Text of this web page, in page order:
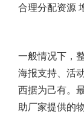
合理分配资源
一般情况下，
海报支持、活
西据为己有。
助厂家提供的